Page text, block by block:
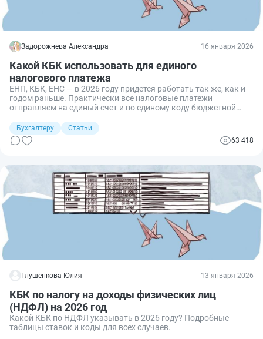
Задорожнева Александра 16 января 2026
Какой КБК использовать для единого
налогового платежа
ЕНП, КБК, ЕНС — в 2026 году придется работать так же, как и
годом раньше. Практически все налоговые платежи
отправляем на единый счет и по единому коду бюджетной
информации из деклараций, расчетов и уведомлений.
Рассказываем, какие коды использовать при оплате налогов
и взносов.
Бухгалтеру
Статьи
63 418
Глушенкова Юлия 13 января 2026
КБК по налогу на доходы физических лиц
(НДФЛ) на 2026 год
Какой КБК по НДФЛ указывать в 2026 году? Подробные
таблицы ставок и коды для всех случаев.